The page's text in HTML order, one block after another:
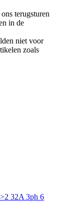
terugsturen
in de
niet voor
zoals
32A 3ph 6